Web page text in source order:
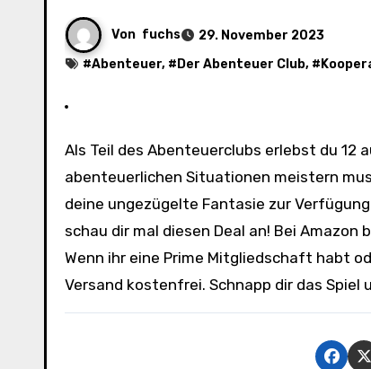
Von fuchs
29. November 2023
#Abenteuer, # Der Abenteuer Club, #
Als Teil des Abenteuerclubs erlebst du 12 aufregende Abenteuer bei welchen du eine Vielzahl an
abenteuerlichen Situationen meistern
deine ungezügelte Fantasie zur
schau dir mal diesen Deal an! Bei
Wenn ihr eine Prime Mitgliedschaft habt
Versand kostenfrei. Schnapp dir das Spiel